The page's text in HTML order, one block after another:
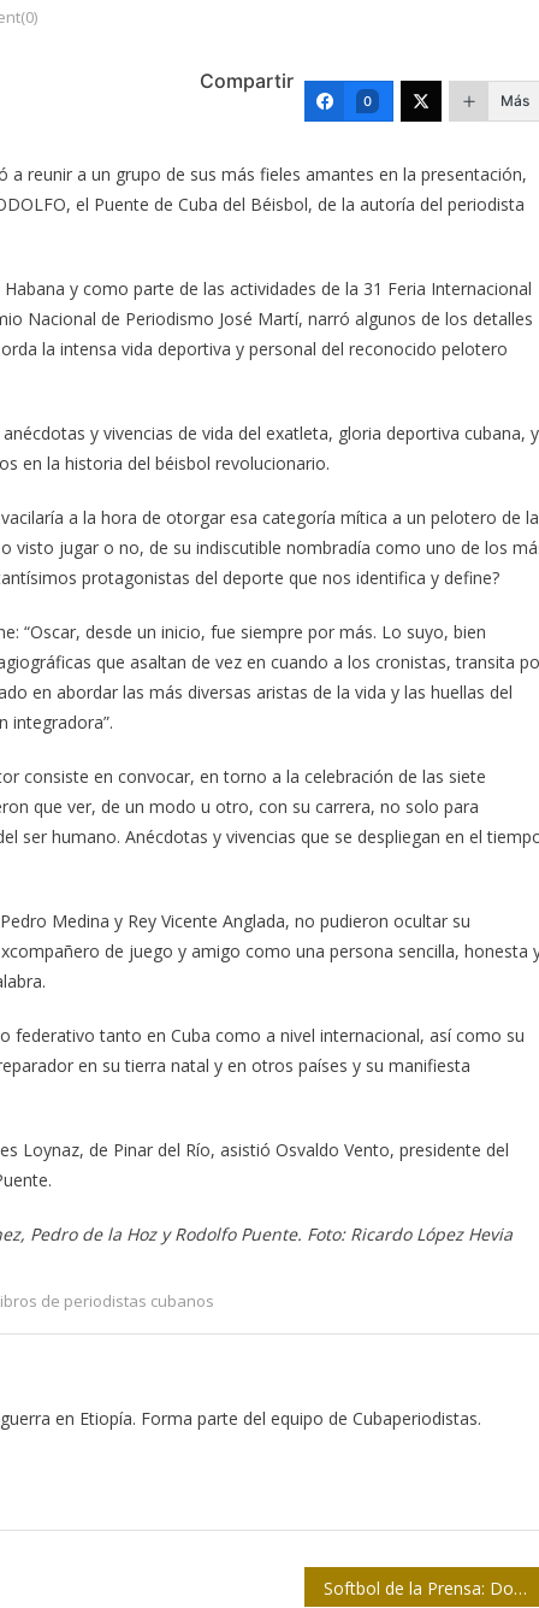
Compartir
0 Más
a reunir a un grupo de sus más fieles amantes en la presentación,
el Puente de Cuba del Béisbol, de la autoría del periodista
y como parte de las actividades de la 31 Feria Internacional
Nacional de Periodismo José Martí, narró algunos de los detalles
la intensa vida deportiva y personal del reconocido pelotero
y vivencias de vida del exatleta, gloria deportiva cubana, y
en la historia del béisbol revolucionario.
a la hora de otorgar esa categoría mítica a un pelotero de la
visto jugar o no, de su indiscutible nombradía como uno de los
protagonistas del deporte que nos identifica y define?
“Oscar, desde un inicio, fue siempre por más. Lo suyo, bien
que asaltan de vez en cuando a los cronistas, transita
en abordar las más diversas aristas de la vida y las huellas del
integradora”.
consiste en convocar, en torno a la celebración de las siete
que ver, de un modo u otro, con su carrera, no solo para
ser humano. Anécdotas y vivencias que se despliegan en el
Medina y Rey Vicente Anglada, no pudieron ocultar su
de juego y amigo como una persona sencilla, honesta
tanto en Cuba como a nivel internacional, así como su
en su tierra natal y en otros países y su manifiesta
Loynaz, de Pinar del Río, asistió Osvaldo Vento, presidente del
Pedro de la Hoz y Rodolfo Puente. Foto: Ricardo López Hevia
de periodistas cubanos
en Etiopía. Forma parte del equipo de Cubaperiodistas.
Softbol de la Prensa: Dos barridas en jornada inaugural